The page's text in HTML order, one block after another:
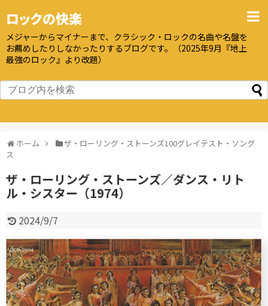
ロックの快楽
メジャーからマイナーまで、クラシック・ロックの名曲や名盤を
お薦めしたりしなかったりするブログです。（2025年9月『地上
最強のロック』より改題）
ホーム
ザ・ローリング・ストーンズ100グレイテスト・ソング
ス
ザ・ローリング・ストーンズ／ダンス・リト
ル・シスター（1974）
2024/9/7